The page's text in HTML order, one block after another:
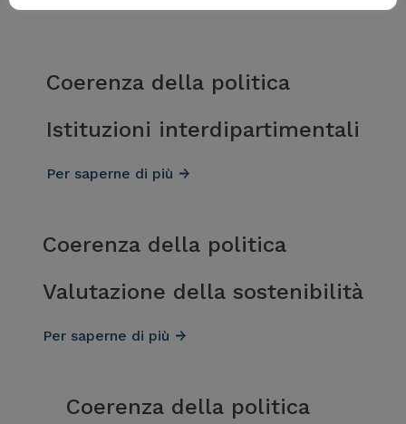
Coerenza della politica
Istituzioni interdipartimentali
Per saperne di più
Coerenza della politica
Valutazione della sostenibilità
Per saperne di più
Coerenza della politica